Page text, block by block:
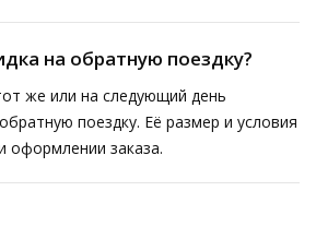
на обратную поездку?
же или на следующий день
поездку. Её размер и условия
оформлении заказа.